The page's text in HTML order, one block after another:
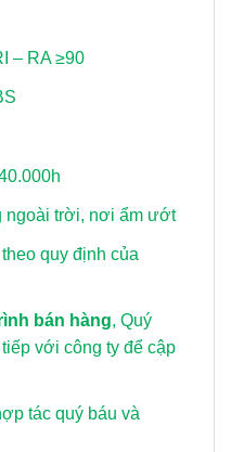
– RA ≥90
ngoài trời, nơi ẩm ướt
quy định của
bán hàng, Quý
tiếp với công ty để cập
tác quý báu và